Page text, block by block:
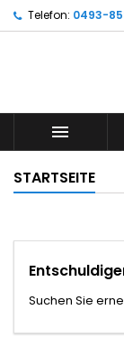
Telefon: 0493-

STARTSEITE
Suchen Sie